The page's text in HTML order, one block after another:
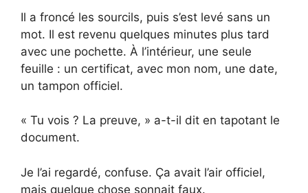
Il a froncé les sourcils, puis s’est levé sans un
mot. Il est revenu quelques minutes plus tard
avec une pochette. À l’intérieur, une seule
feuille : un certificat, avec mon nom, une date,
un tampon officiel.
« Tu vois ? La preuve, » a-t-il dit en tapotant le
document.
Je l’ai regardé, confuse. Ça avait l’air officiel,
mais quelque chose sonnait faux.